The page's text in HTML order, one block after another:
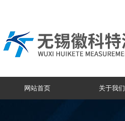
网站首页 关于我们